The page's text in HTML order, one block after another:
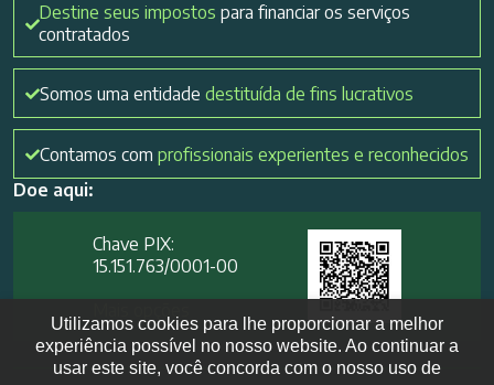
Destine seus impostos para financiar os serviços
contratados
Somos uma entidade destituída de fins lucrativos
Contamos com profissionais experientes e reconhecidos
Doe aqui:
Chave PIX:
15.151.763/0001-00​
Utilizamos cookies para lhe proporcionar a melhor
experiência possível no nosso website. Ao continuar a
usar este site, você concorda com o nosso uso de